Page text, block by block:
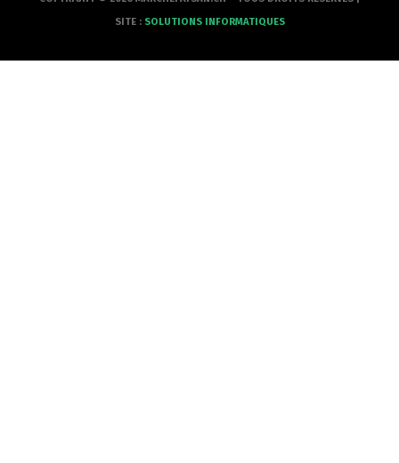
SITE : SOLUTIONS INFORMATIQUES